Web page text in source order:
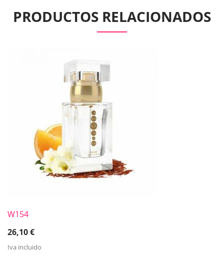
PRODUCTOS RELACIONADOS
W154
26,10€
Iva incluido